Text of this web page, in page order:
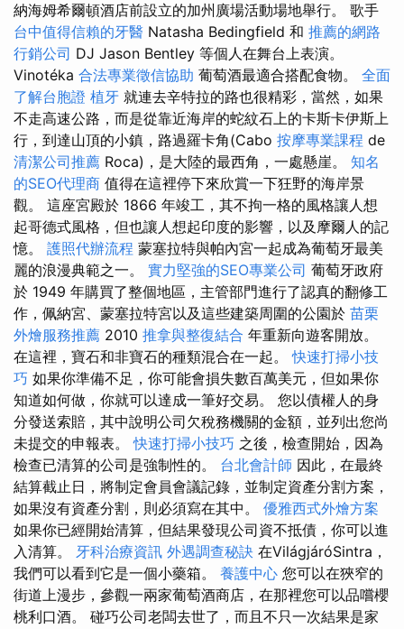
納海姆希爾頓酒店前設立的加州廣場活動場地舉行。 歌手
台中值得信賴的牙醫 Natasha Bedingfield 和 推薦的網路
行銷公司 DJ Jason Bentley 等個人在舞台上表演。
Vinotéka 合法專業徵信協助 葡萄酒最適合搭配食物。 全面
了解台胞證 植牙 就連去辛特拉的路也很精彩，當然，如果
不走高速公路，而是從靠近海岸的蛇紋石上的卡斯卡伊斯上
行，到達山頂的小鎮，路過羅卡角(Cabo 按摩專業課程 de
清潔公司推薦 Roca)，是大陸的最西角，一處懸崖。 知名
的SEO代理商 值得在這裡停下來欣賞一下狂野的海岸景
觀。 這座宮殿於 1866 年竣工，其不拘一格的風格讓人想
起哥德式風格，但也讓人想起印度的影響，以及摩爾人的記
憶。 護照代辦流程 蒙塞拉特與帕內宮一起成為葡萄牙最美
麗的浪漫典範之一。 實力堅強的SEO專業公司 葡萄牙政府
於 1949 年購買了整個地區，主管部門進行了認真的翻修工
作，佩納宮、蒙塞拉特宮以及這些建築周圍的公園於 苗栗
外燴服務推薦 2010 推拿與整復結合 年重新向遊客開放。
在這裡，寶石和非寶石的種類混合在一起。快速打掃小技
巧 如果你準備不足，你可能會損失數百萬美元，但如果你
知道如何做，你就可以達成一筆好交易。 您以債權人的身
分發送索賠，其中說明公司欠稅務機關的金額，並列出您尚
未提交的申報表。快速打掃小技巧 之後，檢查開始，因為
檢查已清算的公司是強制性的。 台北會計師 因此，在最終
結算截止日，將制定會員會議記錄，並制定資產分割方案，
如果沒有資產分割，則必須寫在其中。 優雅西式外燴方案
如果你已經開始清算，但結果發現公司資不抵債，你可以進
入清算。 牙科治療資訊 外遇調查秘訣 在VilágjáróSintra，
我們可以看到它是一個小藥箱。 養護中心 您可以在狹窄的
街道上漫步，參觀一兩家葡萄酒商店，在那裡您可以品嚐櫻
桃利口酒。 碰巧公司老闆去世了，而且不只一次結果是家